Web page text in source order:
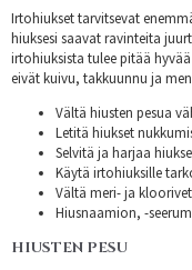
Irtohiukset tarvitsevat
hiuksesi saavat ravinteita
irtohiuksista tulee pitää
eivät kuivu, takkuunnu ja
Vältä hiusten pesua
Letitä hiukset
Selvitä ja harjaa
Käytä irtohiuksille
Vältä meri- ja
Hiusnaamion, -
HIUSTEN PESU